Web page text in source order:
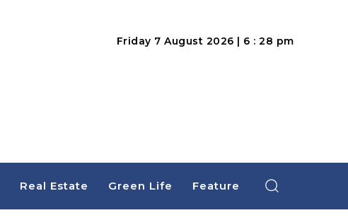
Friday 7 August 2026 | 6 : 28 pm
Real Estate Green Life Feature